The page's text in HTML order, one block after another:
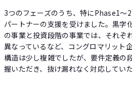
3つのフェーズのうち、特にPhase1〜
パートナーの支援を受けました。黒字
の事業と投資段階の事業では、それぞ
異なっているなど、コングロマリット
構造は少し複雑でしたが、要件定義の
握いただき、抜け漏れなく対応してい